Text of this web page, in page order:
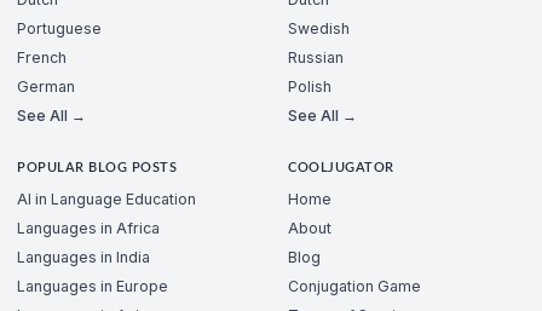
Portuguese
French
German
See All →
Swedish
Russian
Polish
See All →
POPULAR BLOG POSTS
AI in Language Education
Languages in Africa
Languages in India
Languages in Europe
COOLJUGATOR
Home
About
Blog
Conjugation Game